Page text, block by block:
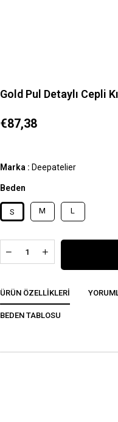
Gold Pul Detaylı Cepli
€87,38
Marka : Deepatelier
Beden
S M L
ÜRÜN ÖZELLIKLERI
BEDEN TABLOSU